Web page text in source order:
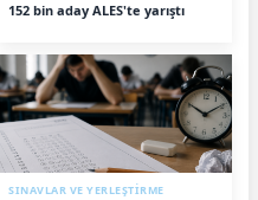
152 bin aday ALES'te yarıştı
SINAVLAR VE YERLEŞTİRME